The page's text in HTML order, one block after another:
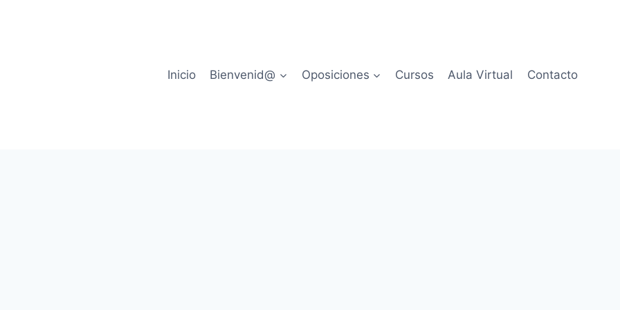
Inicio Bienvenid@ Oposiciones Cursos Aula Virtual Contacto